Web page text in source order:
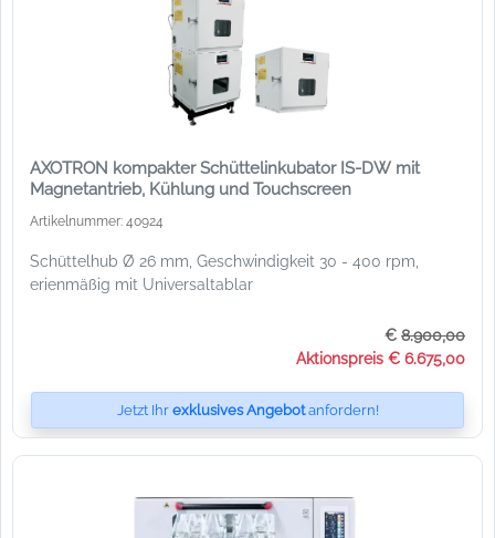
AXOTRON kompakter Schüttelinkubator IS-DW mit
Magnetantrieb, Kühlung und Touchscreen
Artikelnummer: 40924
Schüttelhub Ø 26 mm, Geschwindigkeit 30 - 400 rpm,
erienmäßig mit Universaltablar
€ 8.900,00
Aktionspreis € 6.675,00
Jetzt Ihr exklusives Angebotanfordern!